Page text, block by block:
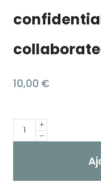
10,00 €
Quantité